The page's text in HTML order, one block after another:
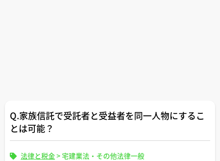
Q.家族信託で受託者と受益者を同一人物にするこ
とは可能？
法律と税金>宅建業法・その他法律一般